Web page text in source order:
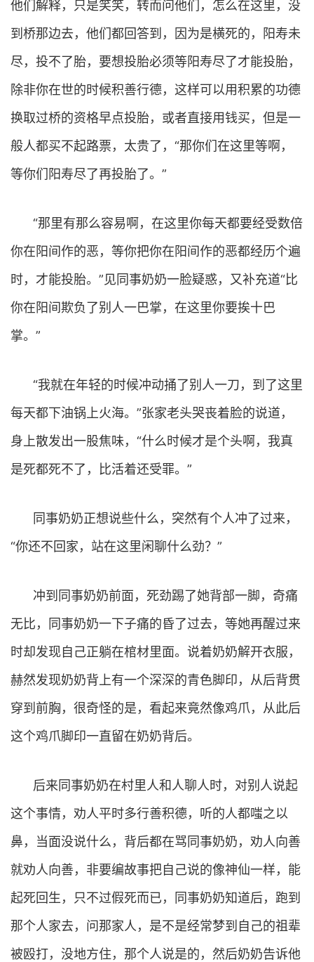
他们解释，只是笑笑，转而问他们，怎么在这里，没
到桥那边去，他们都回答到，因为是横死的，阳寿未
尽，投不了胎，要想投胎必须等阳寿尽了才能投胎，
除非你在世的时候积善行德，这样可以用积累的功德
换取过桥的资格早点投胎，或者直接用钱买，但是一
般人都买不起路票，太贵了，“那你们在这里等啊，
等你们阳寿尽了再投胎了。”
“那里有那么容易啊，在这里你每天都要经受数倍
你在阳间作的恶，等你把你在阳间作的恶都经历个遍
时，才能投胎。”见同事奶奶一脸疑惑，又补充道“比
你在阳间欺负了别人一巴掌，在这里你要挨十巴
掌。”
“我就在年轻的时候冲动捅了别人一刀，到了这里
每天都下油锅上火海。”张家老头哭丧着脸的说道，
身上散发出一股焦味，“什么时候才是个头啊，我真
是死都死不了，比活着还受罪。”
同事奶奶正想说些什么，突然有个人冲了过来，
“你还不回家，站在这里闲聊什么劲？”
冲到同事奶奶前面，死劲踢了她背部一脚，奇痛
无比，同事奶奶一下子痛的昏了过去，等她再醒过来
时却发现自己正躺在棺材里面。说着奶奶解开衣服，
赫然发现奶奶背上有一个深深的青色脚印，从后背贯
穿到前胸，很奇怪的是，看起来竟然像鸡爪，从此后
这个鸡爪脚印一直留在奶奶背后。
后来同事奶奶在村里人和人聊人时，对别人说起
这个事情，劝人平时多行善积德，听的人都嗤之以
鼻，当面没说什么，背后都在骂同事奶奶，劝人向善
就劝人向善，非要编故事把自己说的像神仙一样，能
起死回生，只不过假死而已，同事奶奶知道后，跑到
那个人家去，问那家人，是不是经常梦到自己的祖辈
被殴打，没地方住，那个人说是的，然后奶奶告诉他